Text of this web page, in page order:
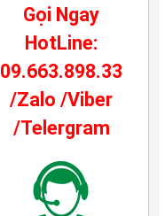
Gọi Ngay
HotLine:
09.663.898.33
/Zalo /Viber
/Telergram